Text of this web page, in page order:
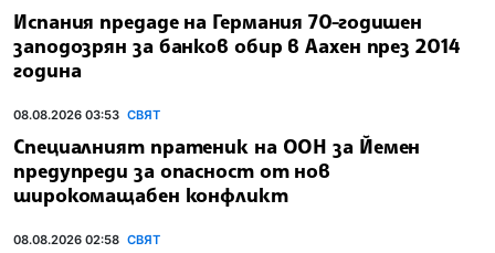
Испания предаде на Германия 70-годишен
заподозрян за банков обир в Аахен през 2014
година
08.08.2026 03:53 СВЯТ
Специалният пратеник на ООН за Йемен
предупреди за опасност от нов
широкомащабен конфликт
08.08.2026 02:58 СВЯТ